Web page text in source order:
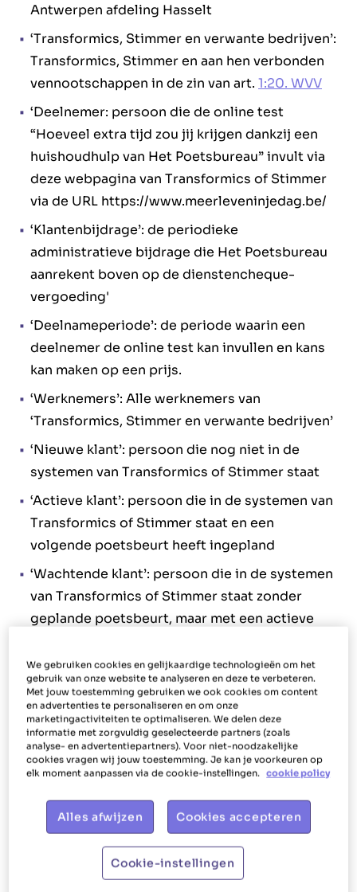
Antwerpen afdeling Hasselt
‘Transformics, Stimmer en verwante bedrijven’:
Transformics, Stimmer en aan hen verbonden
vennootschappen in de zin van art. 1:20. WVV
‘Deelnemer: persoon die de online test
“Hoeveel extra tijd zou jij krijgen dankzij een
huishoudhulp van Het Poetsbureau” invult via
deze webpagina van Transformics of Stimmer
via de URL https://www.meerleveninjedag.be/
‘Klantenbijdrage’: de periodieke
administratieve bijdrage die Het Poetsbureau
aanrekent boven op de dienstencheque-
vergoeding'
‘Deelnameperiode’: de periode waarin een
deelnemer de online test kan invullen en kans
kan maken op een prijs.
‘Werknemers’: Alle werknemers van
‘Transformics, Stimmer en verwante bedrijven’
‘Nieuwe klant’: persoon die nog niet in de
systemen van Transformics of Stimmer staat
‘Actieve klant’: persoon die in de systemen van
Transformics of Stimmer staat en een
volgende poetsbeurt heeft ingepland
‘Wachtende klant’: persoon die in de systemen
van Transformics of Stimmer staat zonder
geplande poetsbeurt, maar met een actieve
de systemen van Transformics of Stimmer
staat en de samenwerking werd stopgezet in
het verleden
2. Deelname
handelingsbekwame natuurlijke persoon van 18
jaar of ouder, woonachtig in België, die een
geldig identiteitsbewijs kan voorleggen.
Werknemers van Transformics, Stimmer en
We gebruiken cookies en gelijkaardige technologieën om het
gebruik van onze website te analyseren en deze te verbeteren.
Met jouw toestemming gebruiken we ook cookies om content
en advertenties te personaliseren en om onze
marketingactiviteiten te optimaliseren. We delen deze
informatie met zorgvuldig geselecteerde partners (zoals
analyse- en advertentiepartners). Voor niet-noodzakelijke
cookies vragen wij jouw toestemming. Je kan je voorkeuren op
elk moment aanpassen via de cookie-instellingen. cookie policy
Alles afwijzen Cookies accepteren
Cookie-instellingen